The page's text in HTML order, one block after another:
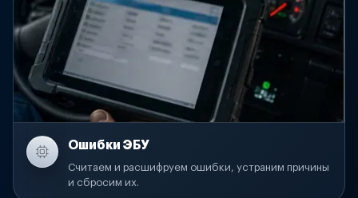
Ошибки ЭБУ
Считаем и расшифруем ошибки, устраним причины
и сбросим их.